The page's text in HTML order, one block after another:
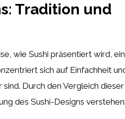
Tradition und
wie Sushi präsentiert wird,
sich auf Einfachheit
Durch den Vergleich dieser
des Sushi-Designs verstehen.